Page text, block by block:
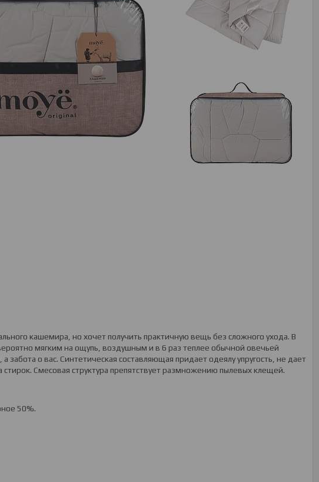
кашемира, но хочет получить практичную вещь без сложного ухода. В
мягким на ощупь, воздушным и в 6 раз теплее обычной овечьей
о вас. Синтетическая составляющая придает одеялу упругость, не дает
Смесовая структура препятствует размножению пылевых клещей.
50%.